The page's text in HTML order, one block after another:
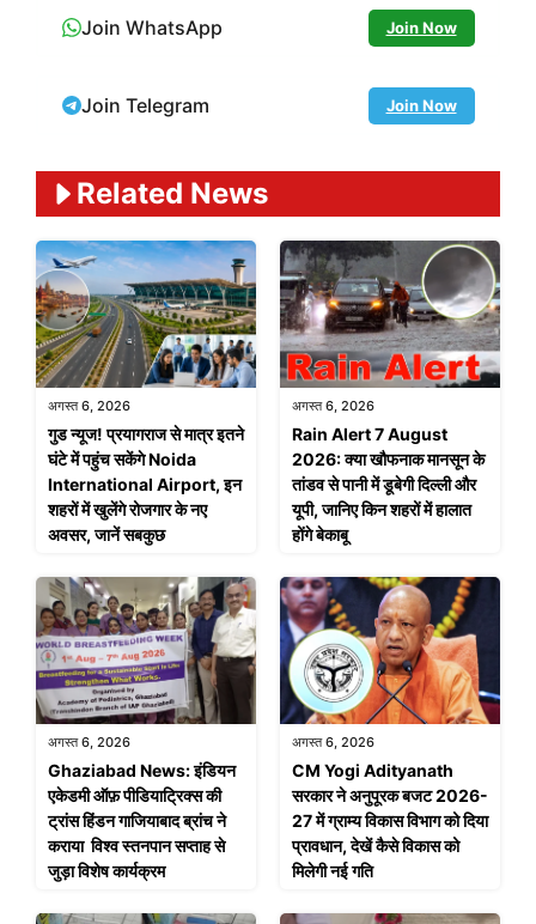
Join WhatsApp Join Now
Join Telegram Join Now
Related News
अगस्त 6, 2026
गुड न्यूज! प्रयागराज से मात्र इतने
घंटे में पहुंच सकेंगे Noida
International Airport, इन
शहरों में खुलेंगे रोजगार के नए
अवसर, जानें सबकुछ
अगस्त 6, 2026
Rain Alert 7 August
2026: क्या खौफनाक मानसून के
तांडव से पानी में डूबेगी दिल्ली और
यूपी, जानिए किन शहरों में हालात
होंगे बेकाबू
अगस्त 6, 2026
Ghaziabad News: इंडियन
एकेडमी ऑफ़ पीडियाट्रिक्स की
ट्रांस हिंडन गाजियाबाद ब्रांच ने
कराया विश्व स्तनपान सप्ताह से
जुड़ा विशेष कार्यक्रम
अगस्त 6, 2026
CM Yogi Adityanath
सरकार ने अनुपूरक बजट 2026-
27 में ग्राम्य विकास विभाग को दिया
प्रावधान, देखें कैसे विकास को
मिलेगी नई गति